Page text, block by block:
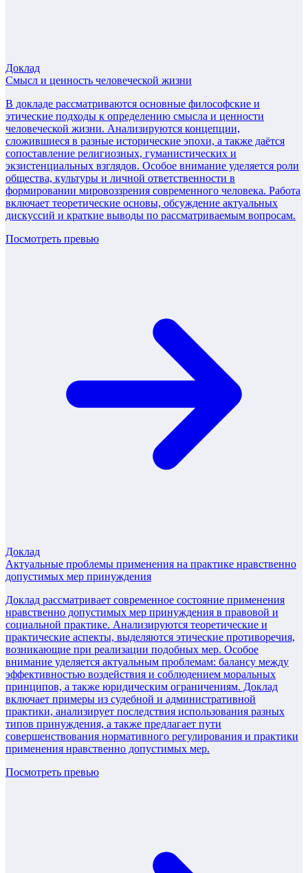
Доклад
Смысл и ценность человеческой жизни
В докладе рассматриваются основные философские и
этические подходы к определению смысла и ценности
человеческой жизни. Анализируются концепции,
сложившиеся в разные исторические эпохи, а также даётся
сопоставление религиозных, гуманистических и
экзистенциальных взглядов. Особое внимание уделяется роли
общества, культуры и личной ответственности в
формировании мировоззрения современного человека. Работа
включает теоретические основы, обсуждение актуальных
дискуссий и краткие выводы по рассматриваемым вопросам.
Посмотреть превью
Доклад
Актуальные проблемы применения на практике нравственно
допустимых мер принуждения
Доклад рассматривает современное состояние применения
нравственно допустимых мер принуждения в правовой и
социальной практике. Анализируются теоретические и
практические аспекты, выделяются этические противоречия,
возникающие при реализации подобных мер. Особое
внимание уделяется актуальным проблемам: балансу между
эффективностью воздействия и соблюдением моральных
принципов, а также юридическим ограничениям. Доклад
включает примеры из судебной и административной
практики, анализирует последствия использования разных
типов принуждения, а также предлагает пути
совершенствования нормативного регулирования и практики
применения нравственно допустимых мер.
Посмотреть превью